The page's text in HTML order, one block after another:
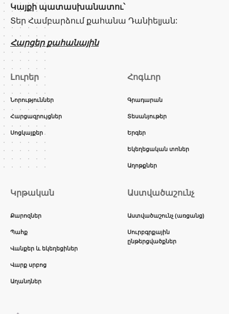
Կայքի պատասխանատու՝
Տեր Համբարձում քահանա Դանիելյան:
Հարցեր քահանային
Լուրեր
Նորություններ
Հարցազրույցներ
Սոցկայքեր
Հոգևոր
Գրադարան
Տեսանյութեր
Երգեր
Եկեղեցական տոներ
Աղոթքներ
Կրթական
Քարոզներ
Պահք
Վանքեր և եկեղեցիներ
Վարք սրբոց
Աղանդներ
Աստվածաշունչ
Աստվածաշունչ (առցանց)
Սուրբգրքային
ընթերցվածքներ